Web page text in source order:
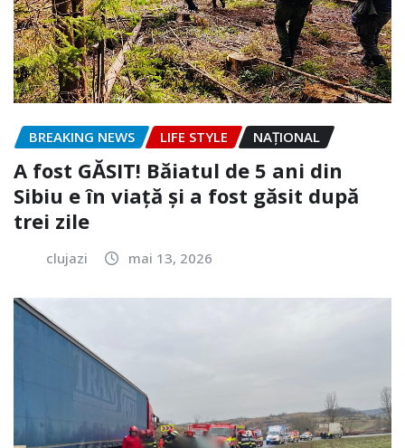
BREAKING NEWS LIFE STYLE NAŢIONAL
A fost GĂSIT! Băiatul de 5 ani din
Sibiu e în viață și a fost găsit după
trei zile
clujazi mai 13, 2026